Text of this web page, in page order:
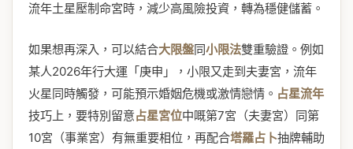
流年土星壓制命宮時，減少高風險投資，轉為穩健儲蓄。
如果想再深入，可以結合大限盤同小限法雙重驗證。例如
某人2026年行大運「庚申」，小限又走到夫妻宮，流年
火星同時觸發，可能預示婚姻危機或激情戀情。 占星流年
技巧上，要特別留意占星宮位中嘅第7宮（夫妻宮）同第
10宮（事業宮）有無重要相位，再配合塔羅占卜抽牌輔助